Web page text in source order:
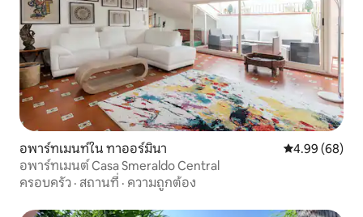
อพาร์ทเมนท์ใน ทาออร์มินา คะแนนเฉลี่ย
4.99 (68)
อพาร์ทเมนต์ Casa Smeraldo Central
ครอบครัว · สถานที่ · ความถูกต้อง